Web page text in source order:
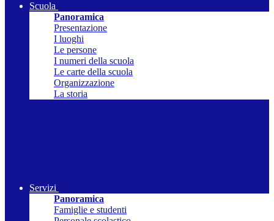
Scuola
Panoramica
Presentazione
I luoghi
Le persone
I numeri della scuola
Le carte della scuola
Organizzazione
La storia
Servizi
Panoramica
Famiglie e studenti